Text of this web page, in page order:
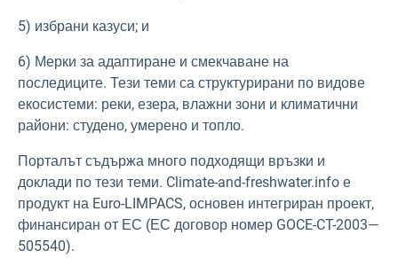
5) избрани казуси; и
6) Мерки за адаптиране и смекчаване на
последиците. Тези теми са структурирани по видове
екосистеми: реки, езера, влажни зони и климатични
райони: студено, умерено и топло.
Порталът съдържа много подходящи връзки и
доклади по тези теми. Climate-and-freshwater.info е
продукт на Euro-LIMPACS, основен интегриран проект,
финансиран от ЕС (ЕС договор номер GOCE-CT-2003—
505540).